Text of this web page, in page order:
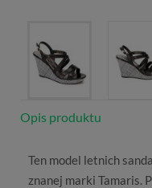
Opis produktu
Ten model letnich
znanej marki Tamaris.